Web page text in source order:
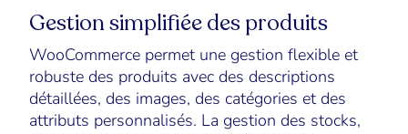
Gestion simplifiée des produits
WooCommerce permet une gestion flexible et
robuste des produits avec des descriptions
détaillées, des images, des catégories et des
attributs personnalisés. La gestion des stocks,